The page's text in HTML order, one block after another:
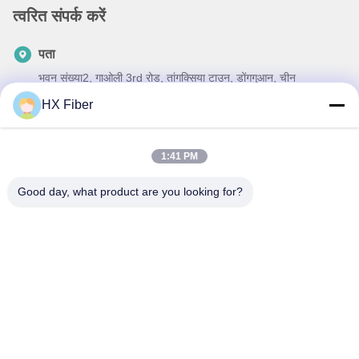
त्वरित संपर्क करें
पता
भवन संख्या2, गाओली 3rd रोड, तांगक्सिया टाउन, डोंगगुआन, चीन
टेलीफोन
86-0769-8772-9980
HX Fiber
1:41 PM
Good day, what product are you looking for?